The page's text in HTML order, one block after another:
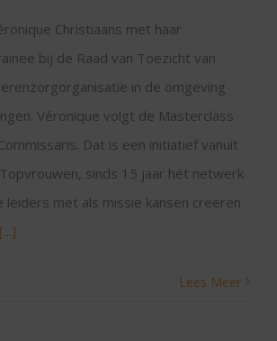
Christiaans met haar
bij de Raad van Toezicht van
in de omgeving
Véronique volgt de Masterclass
Dat is een initiatief vanuit
sinds 15 jaar hét netwerk
leiders met als missie kansen creëren
[...]
Lees Meer